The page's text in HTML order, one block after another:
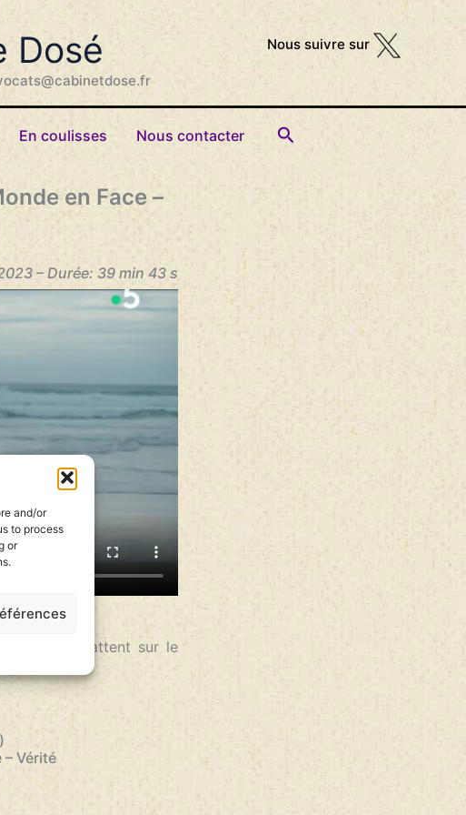
and/or
to process
or
Dosé Nous suivre sur
En coulisses Nous contacter Rechercher
en Face –
– Durée: 39 min 43 s
invités débattent sur le
Vérité